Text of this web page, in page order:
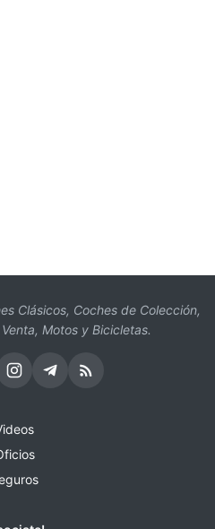
Clásicos, Coches de Colección,
Motos y Bicicletas.